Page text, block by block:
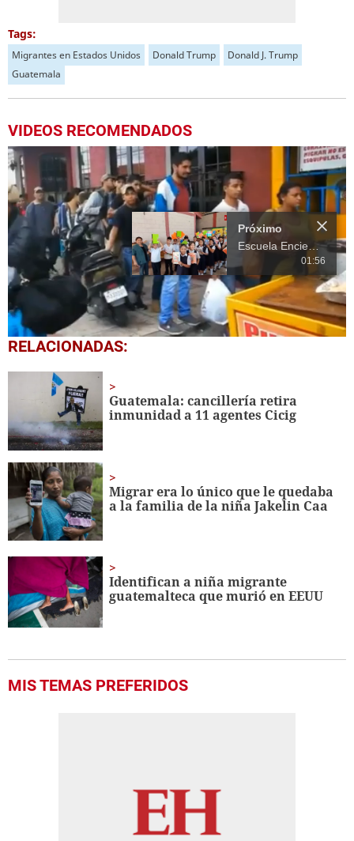
Tags:
Migrantes en Estados Unidos Donald Trump
Donald J. Trump
Guatemala
VIDEOS RECOMENDADOS
0
seconds
seconds
Próximo
Escuela Enciende una Luz recibe cuadernos Quick, gracias a la Maratón del Saber
01:56
RELACIONADAS:
Guatemala: cancillería retira
inmunidad a 11 agentes Cicig
Migrar era lo único que le quedaba
a la familia de la niña Jakelin Caa
Identifican a niña migrante
guatemalteca que murió en EEUU
MIS TEMAS PREFERIDOS